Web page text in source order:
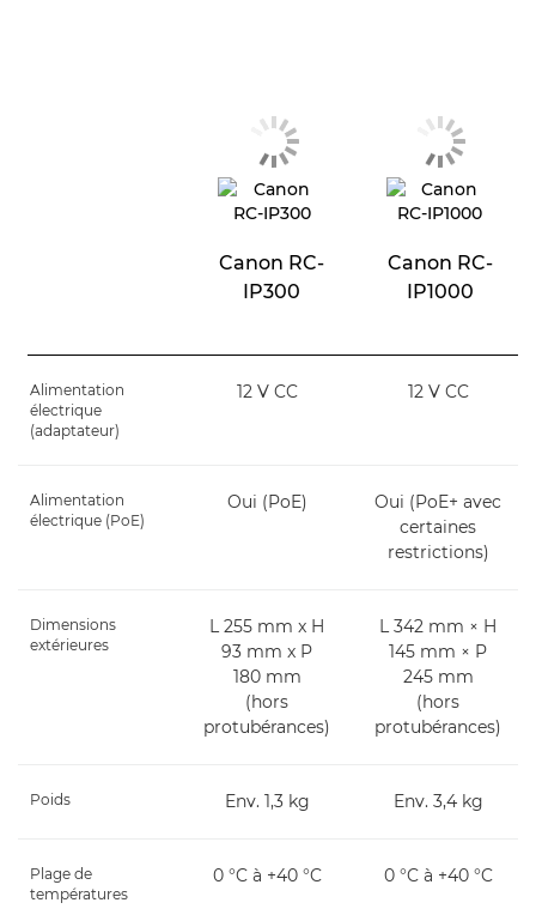
Canon RC-
IP300
Canon RC-
IP1000
Alimentation
électrique
(adaptateur)
12 V CC 12 V CC
Alimentation
électrique (PoE)
Oui (PoE)
Oui (PoE+ avec
certaines
restrictions)
Dimensions
extérieures
L 255 mm x H
93 mm x P
180 mm
(hors
protubérances)
L 342 mm × H
145 mm × P
245 mm
(hors
protubérances)
Poids Env. 1,3 kg Env. 3,4 kg
Plage de
températures
0 °C à +40 °C 0 °C à +40 °C